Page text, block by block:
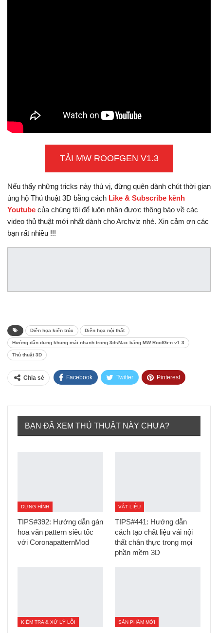
TẢI MW ROOFGEN V1.3
Nếu thấy những tricks này thú vị, đừng quên dành chút thời gian
ủng hộ Thủ thuật 3D bằng cách Like & Subscribe kênh
Youtube của chúng tôi để luôn nhận được thông báo về các
video thủ thuật mới nhất dành cho Archviz nhé. Xin cảm ơn các
bạn rất nhiều !!!
Diễn họa kiến trúc Diễn họa nội thất
Hướng dẫn dựng khung mái nhanh trong 3dsMax bằng MW RoofGen v1.3
Thủ thuật 3D
Chia sẻ Facebook Twitter Pinterest
BẠN ĐÃ XEM THỦ THUẬT NÀY CHƯA?
DỰNG HÌNH
TIPS#392: Hướng dẫn gán
hoa văn pattern siêu tốc
với CoronapatternMod
VẬT LIỆU
TIPS#441: Hướng dẫn
cách tạo chất liệu vải nội
thất chân thực trong mọi
phần mềm 3D
KIỂM TRA & XỬ LÝ LỖI SẢN PHẨM MỚI